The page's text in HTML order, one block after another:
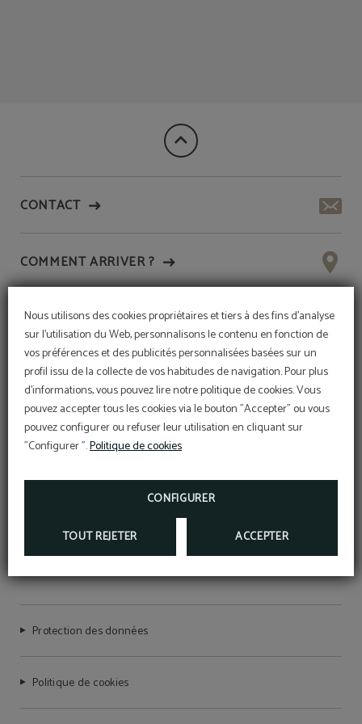
Nous utilisons des cookies propriétaires et tiers à des fins d'analyse
sur l'utilisation du Web, personnalisons le contenu en fonction de
vos préférences et des publicités personnalisées basées sur un
profil issu de la collecte de vos habitudes de navigation. Pour plus
d'informations, vous pouvez lire notre politique de cookies. Vous
pouvez accepter tous les cookies via le bouton "Accepter" ou vous
pouvez configurer ou refuser leur utilisation en cliquant sur
"Configurer ".Politique de cookies
CONFIGURER
TOUT REJETER ACCEPTER
CONTACT
COMMENT ARRIVER ?
NOS HÔTELS
Protection des données
Politique de cookies
Code promo
10% EN UTILISANT NOTRE CODE PROMO
VIP2025